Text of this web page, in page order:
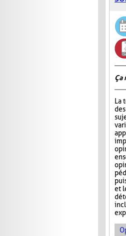
Ça
La
et